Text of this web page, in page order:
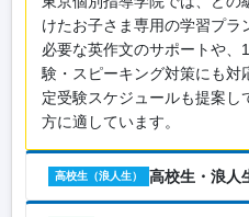
けたお子さま専用の学習プ
必要な英作文のサポートや
験・スピーキング対策にも対
定受験スケジュールも提案
方に適しています。
高校生（浪人生） 高校生・浪人